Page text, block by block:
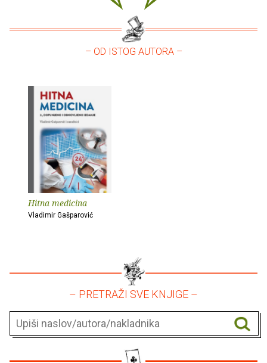
– OD ISTOG AUTORA –
Hitna medicina
Vladimir Gašparović
– PRETRAŽI SVE KNJIGE –